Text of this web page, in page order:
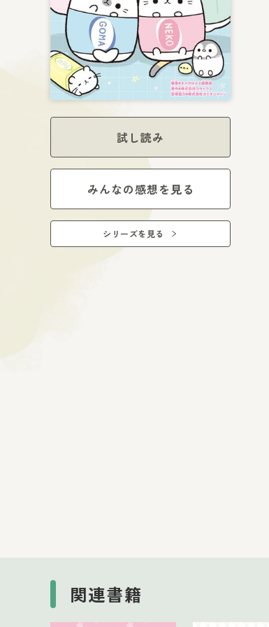
試し読み
みんなの感想を見る
シリーズを見る
関連書籍